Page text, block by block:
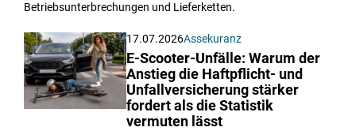
Betriebsunterbrechungen und Lieferketten.
17.07.2026Assekuranz
E-Scooter-Unfälle: Warum der
Anstieg die Haftpflicht- und
Unfallversicherung stärker
fordert als die Statistik
vermuten lässt